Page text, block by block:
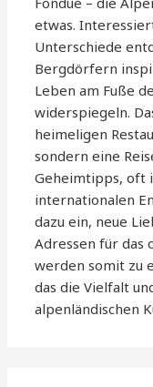
etwas.
Unterschiede
Bergdörfern
Leben am Fuße
widerspiegeln.
heimeligen
sondern eine
Geheimtipps, oft
internationalen
dazu ein, neue
Adressen für das
werden somit zu
das die Vielfalt
alpenländischen